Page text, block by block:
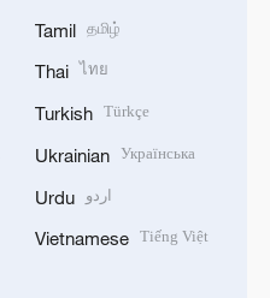
Tamil தமிழ்
Thai ไทย
Turkish Türkçe
Ukrainian Українська
Urdu اردو
Vietnamese Tiếng Việt